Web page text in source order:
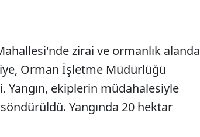
zirai ve ormanlık alanda
Orman İşletme Müdürlüğü
ekiplerin müdahalesiyle
Yangında 20 hektar